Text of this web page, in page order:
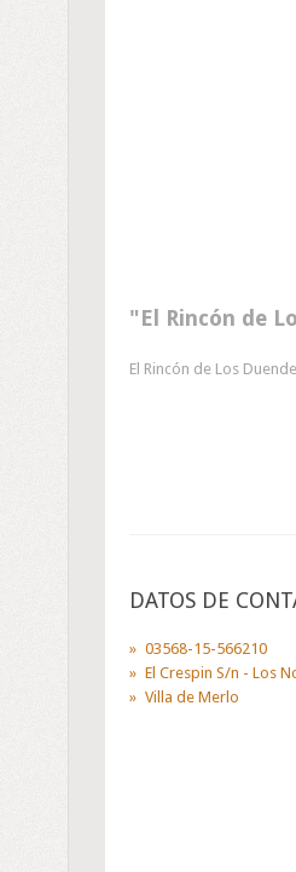
El Rincón de
El Rincón de Los
DATOS DE
03568-15-566210
El Crespin S/n - Los
Villa de Merlo